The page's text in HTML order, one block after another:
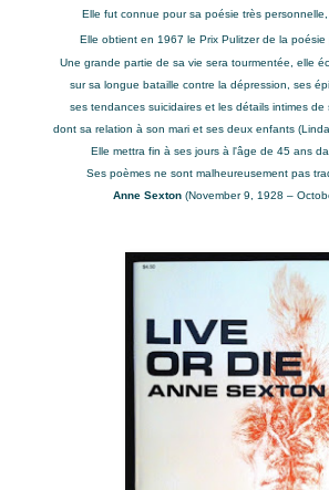
Elle fut connue pour sa poésie très
Elle obtient en 1967 le Prix Pulitzer de la poésie
Une grande partie de sa vie sera tourmentée, elle
sur sa longue bataille contre la dépression, ses
ses tendances suicidaires et les détails intimes de
dont sa relation à son mari et ses deux enfants
Elle mettra fin à ses jours à l'âge de 45 ans
Ses poèmes ne sont malheureusement pas
Anne Sexton(November 9, 1928 –